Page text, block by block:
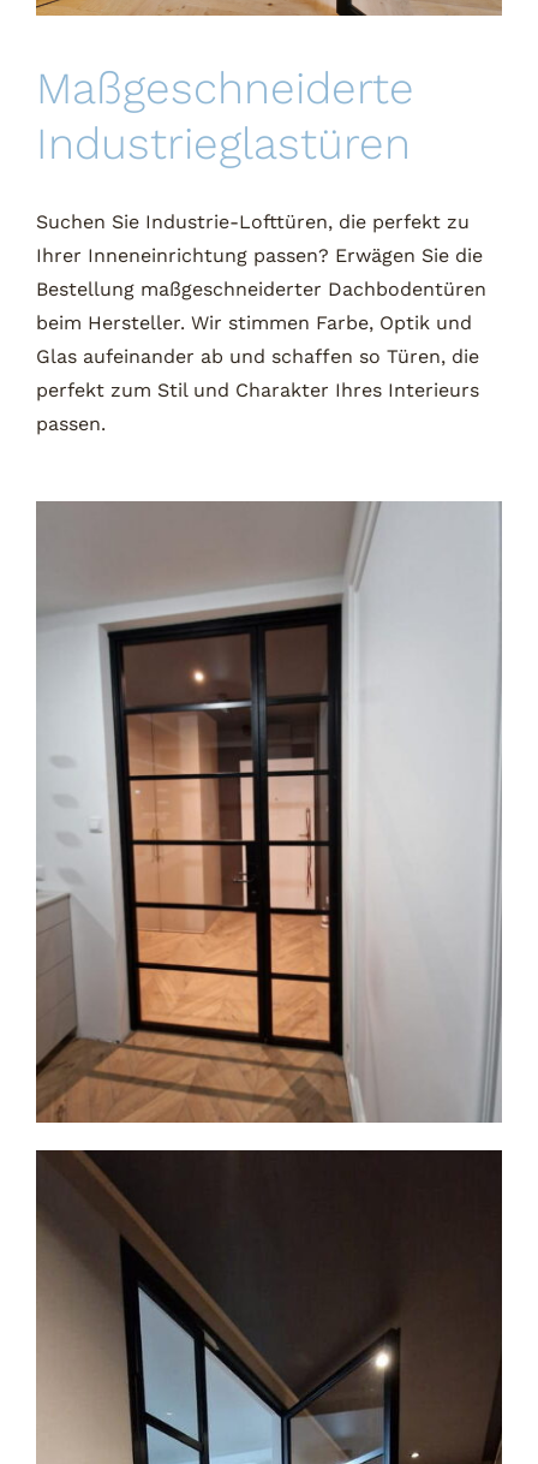
Maßgeschneiderte
Industrieglastüren
Suchen Sie Industrie-Lofttüren, die perfekt zu
Ihrer Inneneinrichtung passen? Erwägen Sie die
Bestellung maßgeschneiderter Dachbodentüren
beim Hersteller. Wir stimmen Farbe, Optik und
Glas aufeinander ab und schaffen so Türen, die
perfekt zum Stil und Charakter Ihres Interieurs
passen.